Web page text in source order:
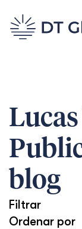
blog
Filtrar
Ordenar por